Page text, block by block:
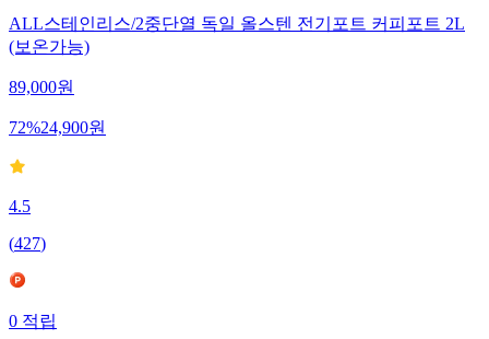
ALL스테인리스/2중단열 독일 올스텐 전기포트 커피포트 2L
(보온가능)
89,000원
72%24,900원
4.5
(427)
0적립